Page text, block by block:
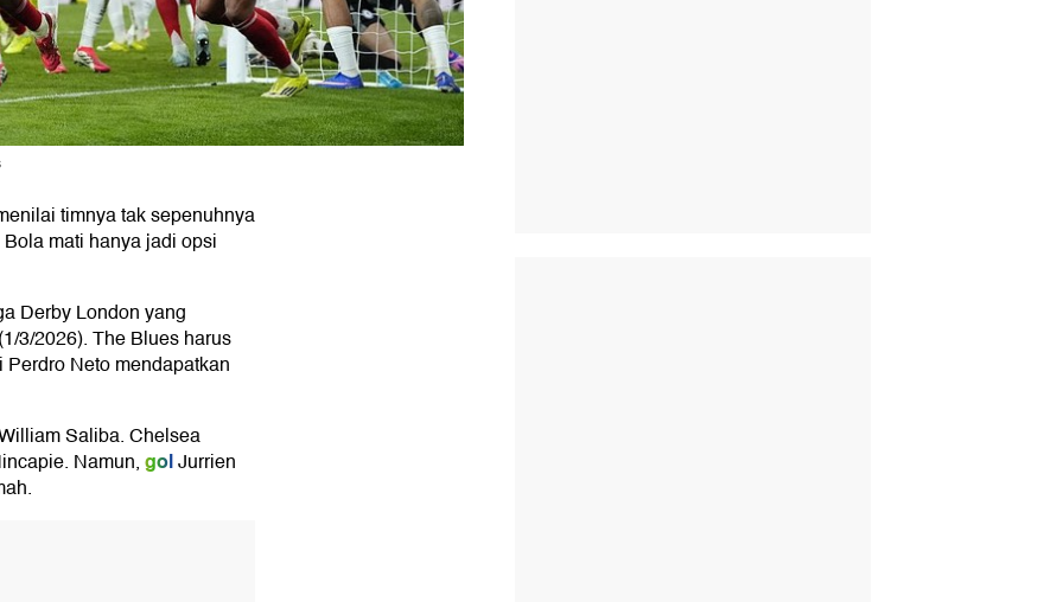
timnya tak sepenuhnya
Bola mati hanya jadi opsi
Derby London yang
3/2026). The Blues harus
Neto mendapatkan
Saliba. Chelsea
Namun,golJurrien